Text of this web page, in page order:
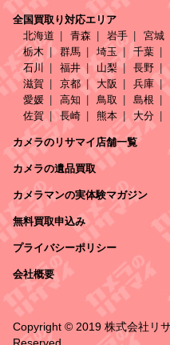
全国買取り対応エリア
北海道
青森 岩手 宮城
栃木
群馬 埼玉 千葉
石川
福井 山梨 長野
滋賀
京都 大阪 兵庫
愛媛
高知 鳥取 島根
佐賀
長崎 熊本 大分
カメラのリサマイ店舗一覧
カメラの遺品買取
カメラマンの実体験マガジン
無料買取申込み
プライバシーポリシー
会社概要
Copyright © 2019 株式会社リ